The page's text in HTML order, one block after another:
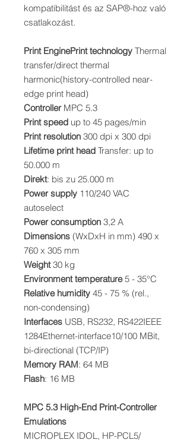
kompatibilitást és az SAP®-hoz való
csatlakozást.
Print EnginePrint technology Thermal
transfer/direct thermal
harmonic(history-controlled near-
edge print head)
ControllerMPC 5.3
Print speed up to 45 pages/min
Print resolution 300 dpi x 300 dpi
Lifetime print head Transfer: up to
50.000 m
Direkt: bis zu 25.000 m
Power supply 110/240 VAC
autoselect
Power consumption 3,2 A
Dimensions (WxDxH in mm) 490 x
760 x 305 mm
Weight30 kg
Environment temperature5 - 35°C
Relative humidity 45 - 75 % (rel.,
non-condensing)
Interfaces USB, RS232, RS422IEEE
1284Ethernet-interface10/100 MBit,
bi-directional (TCP/IP)
Memory RAM: 64 MB
Flash: 16 MB
MPC 5.3 High-End Print-Controller
Emulations
MICROPLEX IDOL, HP-PCL5/